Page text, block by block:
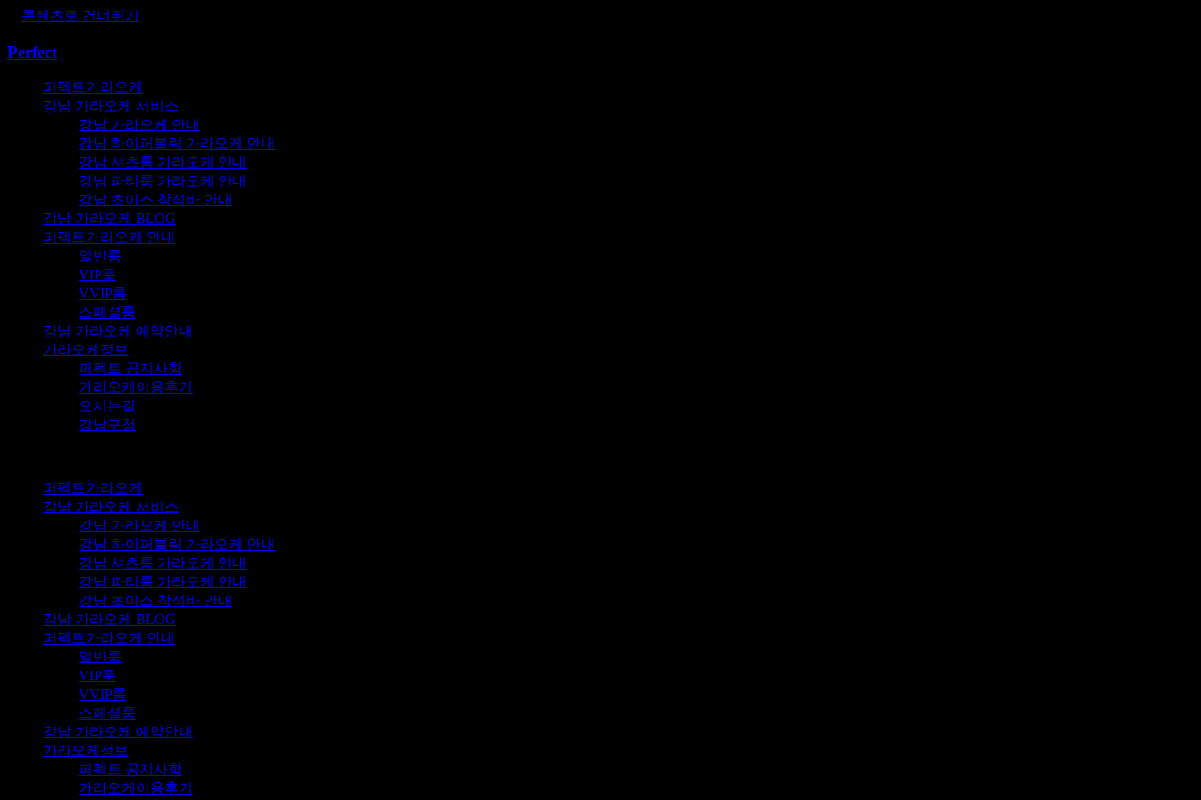
콘텐츠로 건너뛰기
Perfect
퍼펙트가라오케
강남 가라오케 서비스
강남 가라오케 안내
강남 하이퍼블릭 가라오케 안내
강남 셔츠룸 가라오케 안내
강남 파티룸 가라오케 안내
강남 초이스 착석바 안내
강남 가라오케 BLOG
퍼펙트가라오케 안내
일반룸
VIP룸
VVIP룸
스페셜룸
강남 가라오케 예약안내
가라오케정보
퍼펙트 공지사항
가라오케이용후기
오시는길
강남구청
퍼펙트가라오케
강남 가라오케 서비스
강남 가라오케 안내
강남 하이퍼블릭 가라오케 안내
강남 셔츠룸 가라오케 안내
강남 파티룸 가라오케 안내
강남 초이스 착석바 안내
강남 가라오케 BLOG
퍼펙트가라오케 안내
일반룸
VIP룸
VVIP룸
스페셜룸
강남 가라오케 예약안내
가라오케정보
퍼펙트 공지사항
가라오케이용후기